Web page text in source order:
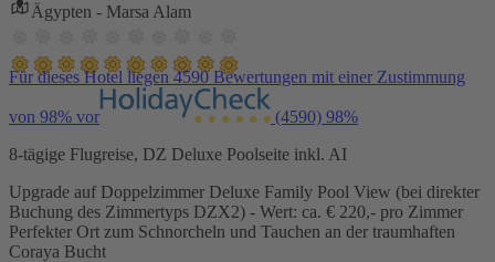
Ägypten - Marsa Alam
Für dieses Hotel liegen 4590 Bewertungen mit einer Zustimmung
von 98% vor (4590) 98%
8-tägige Flugreise, DZ Deluxe Poolseite inkl. AI
Upgrade auf Doppelzimmer Deluxe Family Pool View (bei direkter
Buchung des Zimmertyps DZX2) - Wert: ca. € 220,- pro Zimmer
Perfekter Ort zum Schnorcheln und Tauchen an der traumhaften
Coraya Bucht